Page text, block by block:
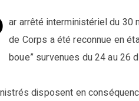
ar arrêté interministériel du 30
de Corps a été reconnue en
boue” survenues du 24 au 26
disposent en